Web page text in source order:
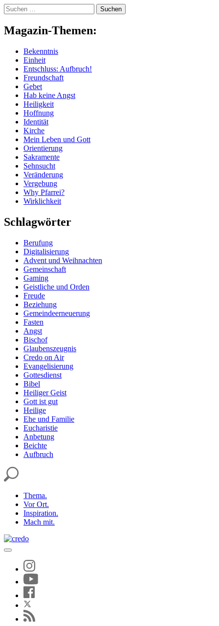
Skip
to
content
Suchen
nach:
Magazin-Themen:
Bekenntnis
Einheit
Entschluss: Aufbruch!
Freundschaft
Gebet
Hab keine Angst
Heiligkeit
Hoffnung
Identität
Kirche
Mein Leben und Gott
Orientierung
Sakramente
Sehnsucht
Veränderung
Vergebung
Why Pfarrei?
Wirklichkeit
Schlagwörter
Berufung
Digitalisierung
Advent und Weihnachten
Gemeinschaft
Gaming
Geistliche und Orden
Freude
Beziehung
Gemeindeerneuerung
Fasten
Angst
Bischof
Glaubenszeugnis
Credo on Air
Evangelisierung
Gottesdienst
Bibel
Heiliger Geist
Gott ist gut
Heilige
Ehe und Familie
Eucharistie
Anbetung
Beichte
Aufbruch
Thema.
Vor Ort.
Inspiration.
Mach mit.